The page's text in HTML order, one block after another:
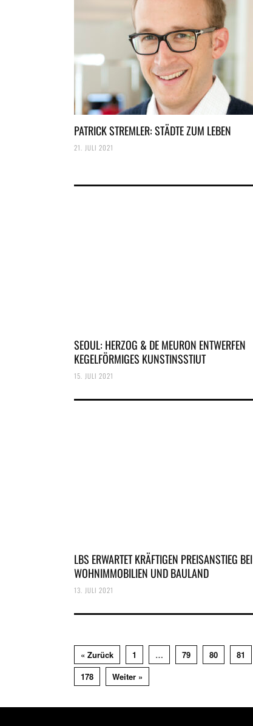
PATRICK STREMLER: STÄDTE ZUM LEBEN
21. JULI 2021
SEOUL: HERZOG & DE MEURON ENTWERFEN
KEGELFÖRMIGES KUNSTINSSTIUT
15. JULI 2021
LBS ERWARTET KRÄFTIGEN PREISANSTIEG BEI
WOHNIMMOBILIEN UND BAULAND
13. JULI 2021
« Zurück 1 … 79 80 81
178
Weiter »